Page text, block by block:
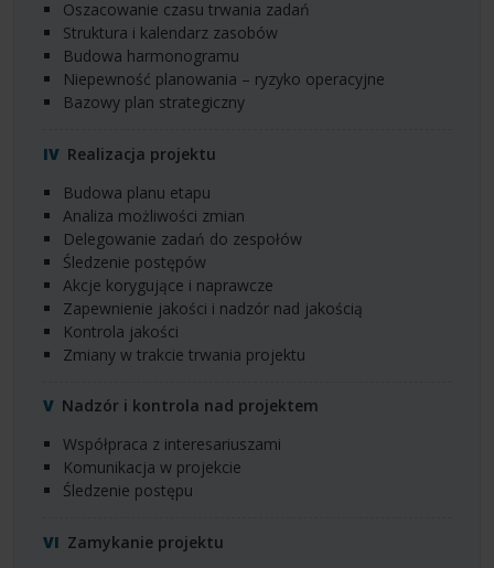
oszacowanie czasu trwania zadań
struktura i kalendarz zasobów
budowa harmonogramu
niepewność planowania – ryzyko operacyjne
bazowy plan strategiczny
Realizacja projektu
budowa planu etapu
analiza możliwości zmian
delegowanie zadań do zespołów
śledzenie postępów
akcje korygujące i naprawcze
zapewnienie jakości i nadzór nad jakością
kontrola jakości
zmiany w trakcie trwania projektu
Nadzór i kontrola nad projektem
współpraca z interesariuszami
komunikacja w projekcie
śledzenie postępu
Zamykanie projektu